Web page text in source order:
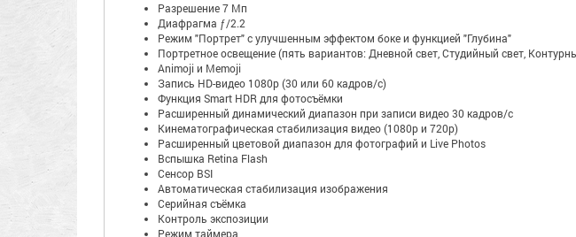
Разрешение 7 Мп
Диафрагма ƒ/2.2
Режим "Портрет" с улучшенным эффектом боке и функцией "Глубина"
Портретное освещение (пять вариантов: Дневной свет, Студийный свет,
Animoji и Memoji
Запись HD-видео 1080p (30 или 60 кадров/ с)
Функция Smart HDR для фотосъёмки
Расширенный динамический диапазон при записи видео 30 кадров/ с
Кинематографическая стабилизация видео (1080p и 720p)
Расширенный цветовой диапазон для фотографий и Live Photos
Вспышка Retina Flash
Сенсор BSI
Автоматическая стабилизация изображения
Серийная съëмка
Контроль экспозиции
Режим таймера